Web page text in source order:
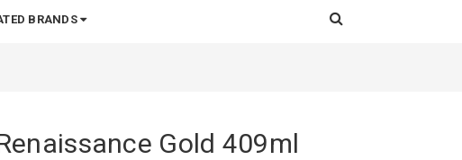
BRANDS
Gold 409ml